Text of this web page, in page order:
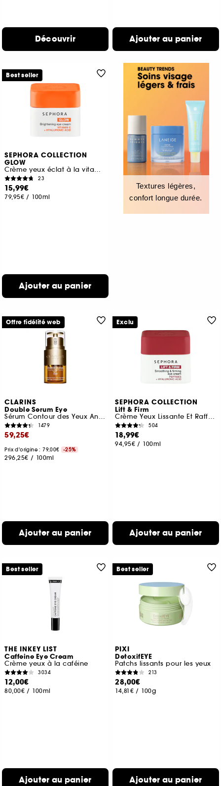
Découvrir Ajouter au panier
SEPHORA COLLECTION
GLOW
Crème yeux éclat à la vitamine C et à l'acide hyaluronique
23
15,99€
79,95€ / 100ml
Ajouter au panier
Best seller
Textures légères,
confort longue durée.
CLARINS
Double Serum Eye
Sérum Contour des Yeux Anti-Âge
1479
59,25€
Prix d'origine : 79,00€ -25%
296,25€ / 100ml
Ajouter au panier
Offre fidélité web
SEPHORA COLLECTION
Lift & Firm
Crème Yeux Lissante Et Raffermissante
504
18,99€
94,95€ / 100ml
Ajouter au panier
Exclu
THE INKEY LIST
Caffeine Eye Cream
Crème yeux à la caféine
3034
12,00€
80,00€ / 100ml
Ajouter au panier
Best seller
PIXI
DetoxifEYE
Patchs lissants pour les yeux
213
28,00€
14,81€ / 100g
Ajouter au panier
Best seller